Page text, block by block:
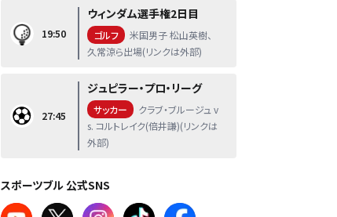
19:50
ウィンダム選手権2日目
ゴルフ
米国男子 松山英樹、
久常涼ら出場(リンクは外部)
27:45
ジュピラー・プロ・リーグ
サッカー
クラブ・ブルージュ v
s. コルトレイク(倍井謙)(リンクは
外部)
スポーツブル 公式SNS